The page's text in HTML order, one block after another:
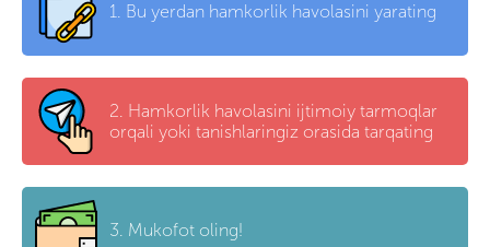
1. Bu yerdan hamkorlik havolasini yarating
2. Hamkorlik havolasini ijtimoiy tarmoqlar
orqali yoki tanishlaringiz orasida tarqating
3. Mukofot oling!